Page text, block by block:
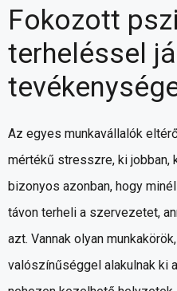
Fokozott
terheléssel
Az egyes munkavállalók
mértékű stresszre, ki jobban,
bizonyos azonban, hogy
távon terheli a szervezetet,
azt. Vannak olyan
valószínűséggel alakulnak ki